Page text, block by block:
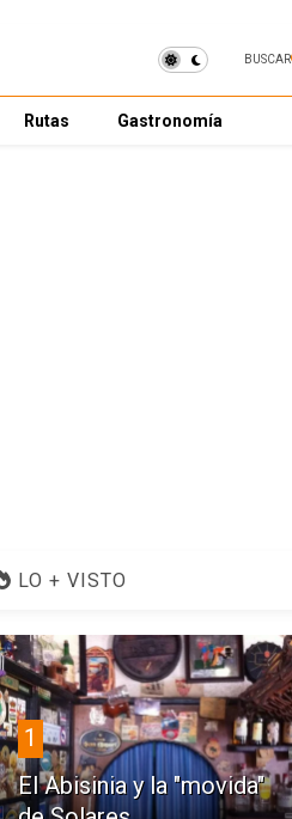
BUSCAR
Rutas Gastronomía
LO + VISTO
1
El Abisinia y la "movida"